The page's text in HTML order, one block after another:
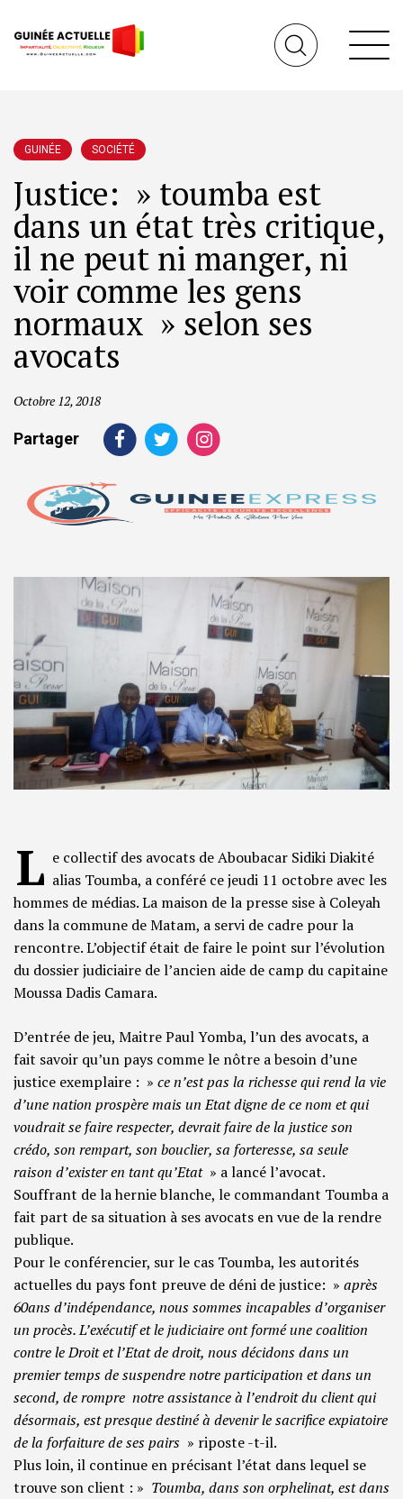
GUINÉE SOCIÉTÉ
Justice: » toumba est
dans un état très critique,
il ne peut ni manger, ni
voir comme les gens
normaux » selon ses
avocats
Octobre 12, 2018
Partager
L e collectif des avocats de Aboubacar Sidiki Diakité
alias Toumba, a conféré ce jeudi 11 octobre avec les
hommes de médias. La maison de la presse sise à Coleyah
dans la commune de Matam, a servi de cadre pour la
rencontre. L’objectif était de faire le point sur l’évolution
du dossier judiciaire de l’ancien aide de camp du capitaine
Moussa Dadis Camara.
D’entrée de jeu, Maitre Paul Yomba, l’un des avocats, a
fait savoir qu’un pays comme le nôtre a besoin d’une
justice exemplaire : » ce n’est pas la richesse qui rend la vie
d’une nation prospère mais un Etat digne de ce nom et qui
voudrait se faire respecter, devrait faire de la justice son
crédo, son rempart, son bouclier, sa forteresse, sa seule
raison d’exister en tant qu’Etat» a lancé l’avocat.
Souffrant de la hernie blanche, le commandant Toumba a
fait part de sa situation à ses avocats en vue de la rendre
publique.
Pour le conférencier, sur le cas Toumba, les autorités
actuelles du pays font preuve de déni de justice: » après
60ans d’indépendance, nous sommes incapables d’organiser
un procès. L’exécutif et le judiciaire ont formé une coalition
contre le Droit et l’Etat de droit, nous décidons dans un
premier temps de suspendre notre participation et dans un
second, de rompre notre assistance à l’endroit du client qui
désormais, est presque destiné à devenir le sacrifice expiatoire
de la forfaiture de ses pairs » riposte -t-il.
Plus loin, il continue en précisant l’état dans lequel se
trouve son client : » Toumba, dans son orphelinat, est dans